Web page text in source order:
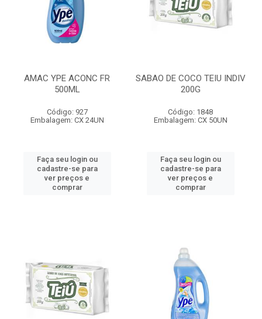
AMAC YPE ACONC FR
500ML
Código: 927
Embalagem: CX 24UN
Faça seu login ou
cadastre-se para
ver preços e
comprar
SABAO DE COCO TEIU INDIV
200G
Código: 1848
Embalagem: CX 50UN
Faça seu login ou
cadastre-se para
ver preços e
comprar